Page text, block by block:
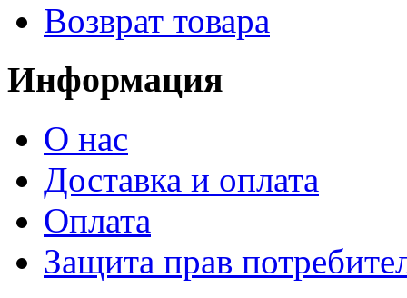
Возврат товара
Информация
О нас
Доставка и оплата
Оплата
Защита прав